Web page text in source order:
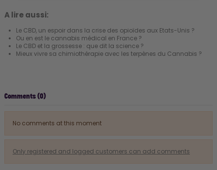
A lire aussi:
Le CBD, un espoir dans la crise des opioïdes aux Etats-Unis ?
Ou en est le cannabis médical en France ?
Le CBD et la grossesse : que dit la science ?
Mieux vivre sa chimiothérapie avec les terpènes du Cannabis ?
Comments (0)
No comments at this moment
Only registered and logged customers can add comments